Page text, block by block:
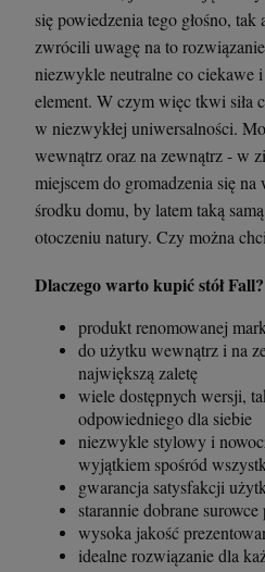
się powiedzenia tego głośno,
zwrócili uwagę na to
niezwykle neutralne co ciekawe
element. W czym więc tkwi siła
w niezwykłej uniwersalności.
wewnątrz oraz na zewnątrz - w
miejscem do gromadzenia się na
środku domu, by latem taką
otoczeniu natury. Czy można
Dlaczego warto kupić stół Fall?
produkt renomowanej
do użytku wewnątrz i na
największą zaletę
wiele dostępnych wersji,
odpowiedniego dla siebie
niezwykle stylowy i
wyjątkiem spośród
gwarancja satysfakcji
starannie dobrane
wysoka jakość
idealne rozwiązanie dla